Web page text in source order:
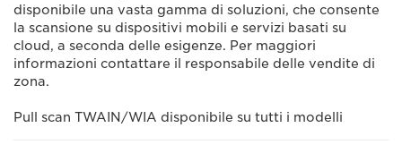
disponibile una vasta gamma di soluzioni, che consente
la scansione su dispositivi mobili e servizi basati su
cloud, a seconda delle esigenze. Per maggiori
informazioni contattare il responsabile delle vendite di
zona.
Pull scan TWAIN/WIA disponibile su tutti i modelli